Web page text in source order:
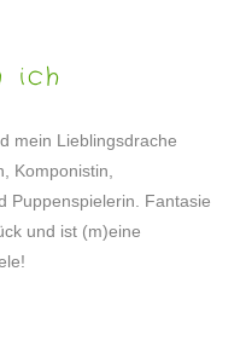
ich
mein Lieblingsdrache
Komponistin,
Puppenspielerin. Fantasie
und ist (m)eine